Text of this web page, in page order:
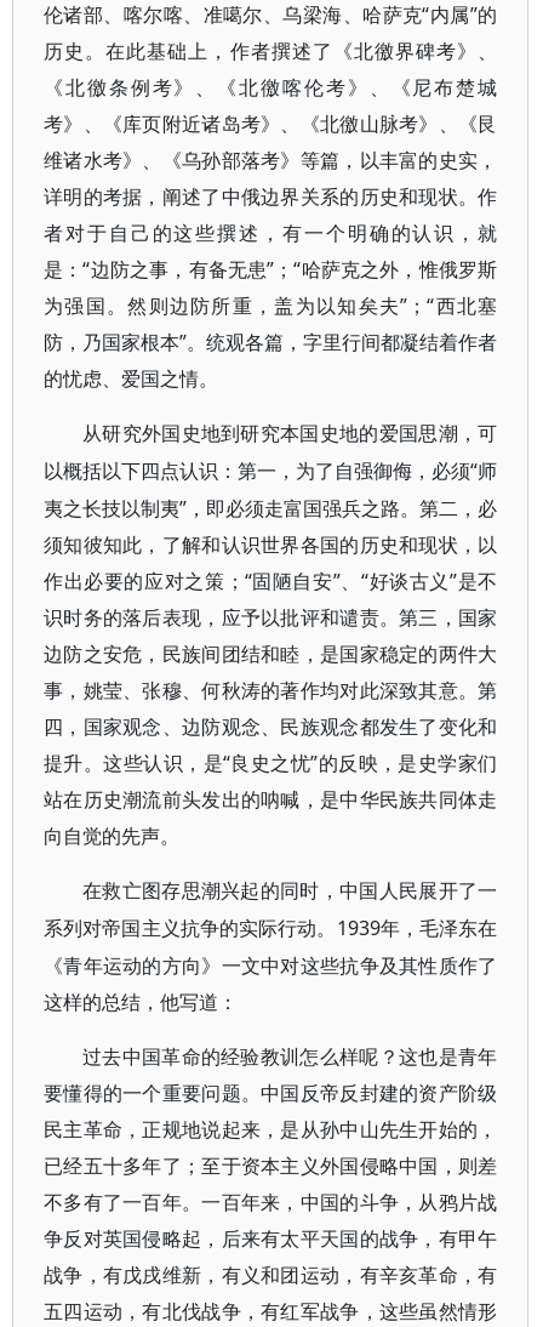
伦诸部、喀尔喀、准噶尔、乌梁海、哈萨克“内属”的
历史。在此基础上，作者撰述了《北徼界碑考》、
《北徼条例考》、《北徼喀伦考》、《尼布楚城
考》、《库页附近诸岛考》、《北徼山脉考》、《艮
维诸水考》、《乌孙部落考》等篇，以丰富的史实，
详明的考据，阐述了中俄边界关系的历史和现状。作
者对于自己的这些撰述，有一个明确的认识，就
是：“边防之事，有备无患”；“哈萨克之外，惟俄罗斯
为强国。然则边防所重，盖为以知矣夫”；“西北塞
防，乃国家根本”。统观各篇，字里行间都凝结着作者
的忧虑、爱国之情。
从研究外国史地到研究本国史地的爱国思潮，可
以概括以下四点认识：第一，为了自强御侮，必须“师
夷之长技以制夷”，即必须走富国强兵之路。第二，必
须知彼知此，了解和认识世界各国的历史和现状，以
作出必要的应对之策；“固陋自安”、“好谈古义”是不
识时务的落后表现，应予以批评和谴责。第三，国家
边防之安危，民族间团结和睦，是国家稳定的两件大
事，姚莹、张穆、何秋涛的著作均对此深致其意。第
四，国家观念、边防观念、民族观念都发生了变化和
提升。这些认识，是“良史之忧”的反映，是史学家们
站在历史潮流前头发出的呐喊，是中华民族共同体走
向自觉的先声。
在救亡图存思潮兴起的同时，中国人民展开了一
系列对帝国主义抗争的实际行动。 1939年，毛泽东在
《青年运动的方向》一文中对这些抗争及其性质作了
这样的总结，他写道：
过去中国革命的经验教训怎么样呢？这也是青年
要懂得的一个重要问题。中国反帝反封建的资产阶级
民主革命，正规地说起来，是从孙中山先生开始的，
已经五十多年了；至于资本主义外国侵略中国，则差
不多有了一百年。一百年来，中国的斗争，从鸦片战
争反对英国侵略起，后来有太平天国的战争，有甲午
战争，有戊戌维新，有义和团运动，有辛亥革命，有
五四运动，有北伐战争，有红军战争，这些虽然情形